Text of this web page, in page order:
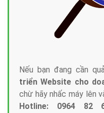
Nếu bạn đang cần
triển Website cho
chừ hãy nhấc máy lên
Hotline: 0964 82